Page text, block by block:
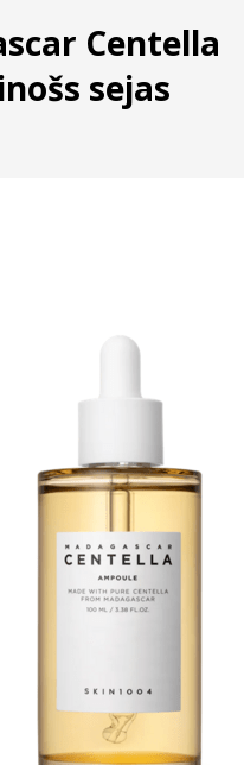
Centella
sejas